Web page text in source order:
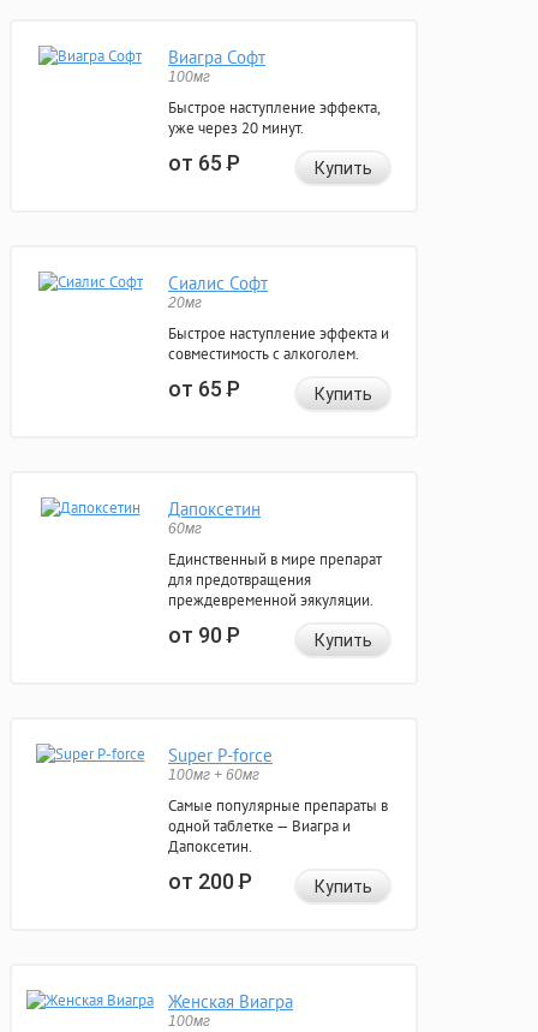
Виагра Софт
100мг
Быстрое наступление эффекта,
уже через 20 минут.
от 65Р Купить
Сиалис Софт
20мг
Быстрое наступление эффекта и
совместимость с алкоголем.
от 65Р Купить
Дапоксетин
60мг
Единственный в мире препарат
для предотвращения
преждевременной эякуляции.
от 90Р Купить
Super P-force
100мг + 60мг
Самые популярные препараты в
одной таблетке — Виагра и
Дапоксетин.
от 200Р Купить
Женская Виагра
100мг